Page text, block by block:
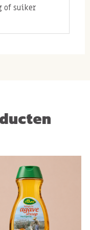
we ook
kilo ahorn
of suiker